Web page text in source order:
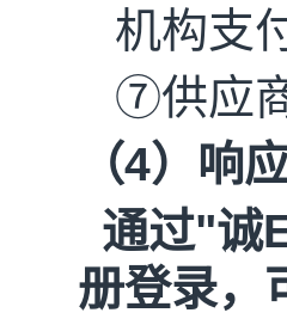
机构支
⑦供应
（4）响
通过"诚
册登录，